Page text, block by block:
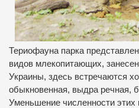
Териофауна парка
видов млекопитающих,
Украины, здесь встречаются
обыкновенная, выдра речная,
Уменьшение численности этих